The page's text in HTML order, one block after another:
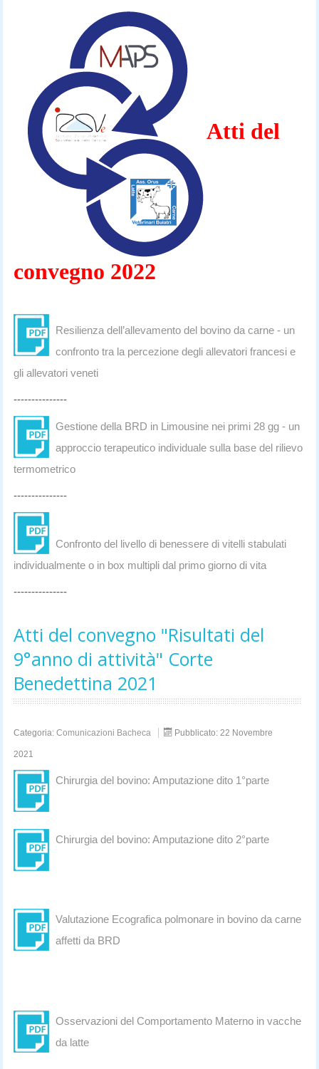
Atti del
convegno 2022
Resilienza dell’allevamento del bovino da carne - un
confronto tra la percezione degli allevatori francesi e
gli allevatori veneti
---------------
Gestione della BRD in Limousine nei primi 28 gg - un
approccio terapeutico individuale sulla base del rilievo
termometrico
---------------
Confronto del livello di benessere di vitelli stabulati
individualmente o in box multipli dal primo giorno di vita
---------------
Atti del convegno "Risultati del
9°anno di attività" Corte
Benedettina 2021
Categoria: Comunicazioni Bacheca Pubblicato: 22 Novembre
2021
Chirurgia del bovino: Amputazione dito 1°parte
Chirurgia del bovino: Amputazione dito 2°parte
Valutazione Ecografica polmonare in bovino da carne
affetti da BRD
Osservazioni del Comportamento Materno in vacche
da latte